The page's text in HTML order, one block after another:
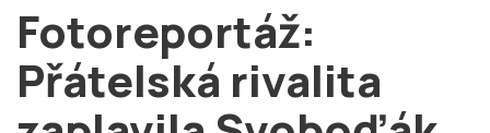
# Brno
# volby
Fotoreportáž:
Přátelská rivalita